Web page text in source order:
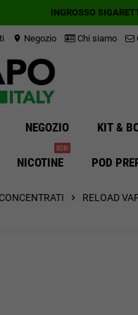
INGROSSO
location_on Negozio Chi siamo
NEGOZIO KIT &
NICOTINE
B2B!
POD
chevron_right RELOAD